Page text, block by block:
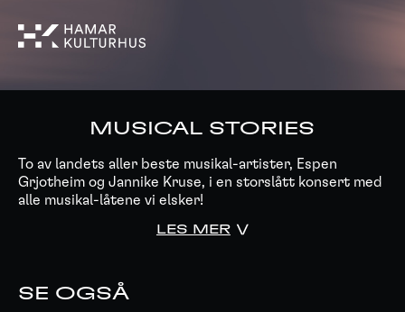
MUSICAL STORIES
To av landets aller beste musikal-artister, Espen
Grjotheim og Jannike Kruse, i en storslått konsert med
alle musikal-låtene vi elsker!
LES MER
SE OGSÅ